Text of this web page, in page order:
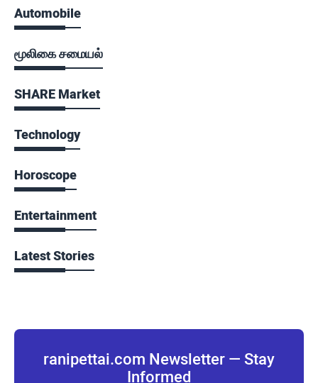
Automobile
மூலிகை சமையல்
SHARE Market
Technology
Horoscope
Entertainment
Latest Stories
ranipettai.com Newsletter — Stay
Informed